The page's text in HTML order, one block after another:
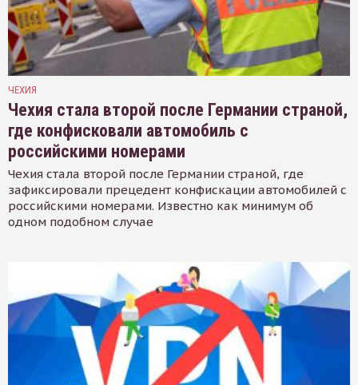
ЧЕХИЯ
Чехия стала второй после Германии страной,
где конфисковали автомобиль с
российскими номерами
Чехия стала второй после Германии страной, где
зафиксировали прецедент конфискации автомобилей с
российскими номерами. Известно как минимум об
одном подобном случае